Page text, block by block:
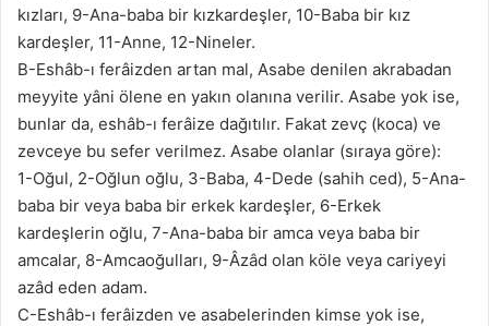
kızları, 9-Ana-baba bir kızkardeşler, 10-Baba bir kız
kardeşler, 11-Anne, 12-Nineler.
B-Eshâb-ı ferâizden artan mal, Asabe denilen akrabadan
meyyite yâni ölene en yakın olanına verilir. Asabe yok ise,
bunlar da, eshâb-ı ferâize dağıtılır. Fakat zevç (koca) ve
zevceye bu sefer verilmez. Asabe olanlar (sıraya göre):
1-Oğul, 2-Oğlun oğlu, 3-Baba, 4-Dede (sahih ced), 5-Ana-
baba bir veya baba bir erkek kardeşler, 6-Erkek
kardeşlerin oğlu, 7-Ana-baba bir amca veya baba bir
amcalar, 8-Amcaoğulları, 9-Âzâd olan köle veya cariyeyi
azâd eden adam.
C-Eshâb-ı ferâizden ve asabelerinden kimse yok ise,